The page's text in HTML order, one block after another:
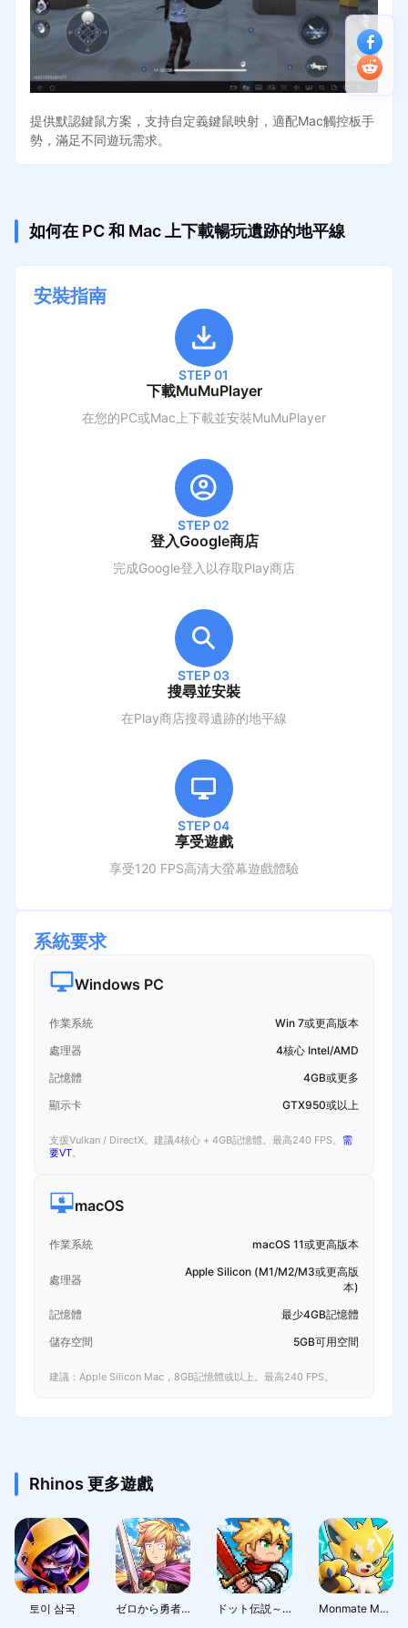
提供默認鍵鼠方案，支持自定義鍵鼠映射，適配Mac觸控板手
勢，滿足不同遊玩需求。
如何在 PC 和 Mac 上下載暢玩遺跡的地平線
安裝指南
STEP 01
下載MuMuPlayer
在您的PC或Mac上下載並安裝MuMuPlayer
STEP 02
登入Google商店
完成Google登入以存取Play商店
STEP 03
搜尋並安裝
在Play商店搜尋遺跡的地平線
STEP 04
享受遊戲
享受120 FPS高清大螢幕遊戲體驗
系統要求
Windows PC
作業系統
Win 7或更高版本
處理器
4核心 Intel/AMD
記憶體
4GB或更多
顯示卡
GTX950或以上
支援Vulkan / DirectX。建議4核心 + 4GB記憶體。最高240 FPS。 需
要VT。
macOS
作業系統 macOS 11或更高版本
處理器
Apple Silicon (M1/M2/M3或更高版
本)
記憶體
最少4GB記憶體
儲存空間
5GB可用空間
建議：Apple Silicon Mac，8GB記憶體或以上。最高240 FPS。
Rhinos 更多遊戲
토이 삼국 ゼロから勇者：オリエントファンタジー ドット伝説～魔王になる異世界放置RPG～ Monmate Master: Idle Adventure